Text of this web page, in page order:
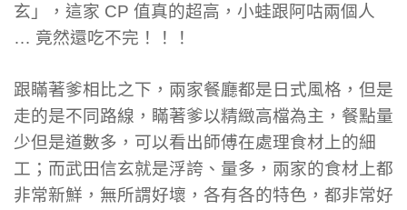
玄」，這家 CP 值真的超高，小蛙跟阿咕兩個人
… 竟然還吃不完！！！
跟瞞著爹相比之下，兩家餐廳都是日式風格，但是
走的是不同路線，瞞著爹以精緻高檔為主，餐點量
少但是道數多，可以看出師傅在處理食材上的細
工；而武田信玄就是浮誇、量多，兩家的食材上都
非常新鮮，無所謂好壞，各有各的特色，都非常好